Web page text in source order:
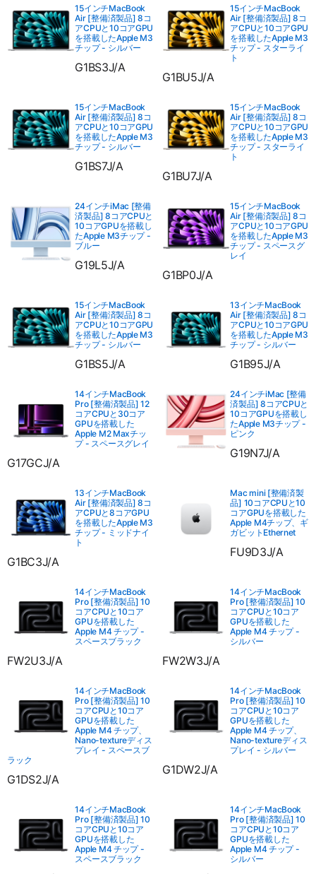
15インチMacBook
Air [整備済製品] 8コ
アCPUと10コアGPU
を搭載したApple M3
チップ - シルバー
G1BS3J/A
15インチMacBook
Air [整備済製品] 8コ
アCPUと10コアGPU
を搭載したApple M3
チップ - スターライ
ト
G1BU5J/A
15インチMacBook
Air [整備済製品] 8コ
アCPUと10コアGPU
を搭載したApple M3
チップ - シルバー
G1BS7J/A
15インチMacBook
Air [整備済製品] 8コ
アCPUと10コアGPU
を搭載したApple M3
チップ - スターライ
ト
G1BU7J/A
24インチiMac [整備
済製品] 8コアCPUと
10コアGPUを搭載し
たApple M3チップ -
ブルー
G19L5J/A
15インチMacBook
Air [整備済製品] 8コ
アCPUと10コアGPU
を搭載したApple M3
チップ - スペースグ
レイ
G1BP0J/A
15インチMacBook
Air [整備済製品] 8コ
アCPUと10コアGPU
を搭載したApple M3
チップ - シルバー
G1BS5J/A
13インチMacBook
Air [整備済製品] 8コ
アCPUと10コアGPU
を搭載したApple M3
チップ - シルバー
G1B95J/A
14インチMacBook
Pro [整備済製品] 12
コアCPUと30コア
GPUを搭載した
Apple M2 Maxチッ
プ - スペースグレイ
G17GCJ/A
24インチiMac [整備
済製品] 8コアCPUと
10コアGPUを搭載し
たApple M3チップ -
ピンク
G19N7J/A
13インチMacBook
Air [整備済製品] 8コ
アCPUと8コアGPU
を搭載したApple M3
チップ - ミッドナイ
ト
G1BC3J/A
Mac mini [整備済製
品] 10コアCPUと10
コアGPUを搭載した
Apple M4チップ、ギ
ガビットEthernet
FU9D3J/A
14インチMacBook
Pro [整備済製品] 10
コアCPUと10コア
GPUを搭載した
Apple M4 チップ -
スペースブラック
FW2U3J/A
14インチMacBook
Pro [整備済製品] 10
コアCPUと10コア
GPUを搭載した
Apple M4 チップ -
シルバー
FW2W3J/A
14インチMacBook
Pro [整備済製品] 10
コアCPUと10コア
GPUを搭載した
Apple M4 チップ、
Nano-textureディス
プレイ - スペースブ
ラック
G1DS2J/A
14インチMacBook
Pro [整備済製品] 10
コアCPUと10コア
GPUを搭載した
Apple M4 チップ、
Nano-textureディス
プレイ - シルバー
G1DW2J/A
14インチMacBook
Pro [整備済製品] 10
コアCPUと10コア
GPUを搭載した
Apple M4 チップ -
スペースブラック
14インチMacBook
Pro [整備済製品] 10
コアCPUと10コア
GPUを搭載した
Apple M4 チップ -
シルバー